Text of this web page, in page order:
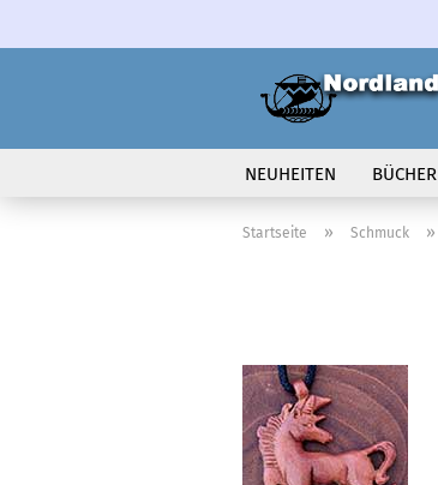
NEUHEITEN BÜCHER
VOLK IN BEWEGUNG
Startseite » Schmuck »